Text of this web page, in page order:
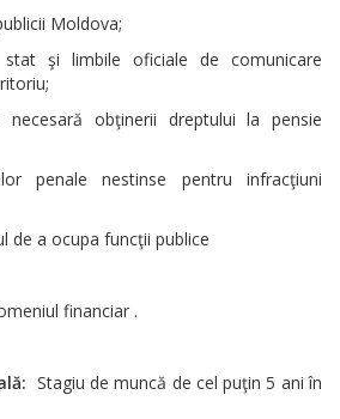
Moldova;
şi limbile oficiale de comunicare
necesară obţinerii dreptului la pensie
penale nestinse pentru infracţiuni
de a ocupa funcţii publice
financiar .
Stagiu de muncă de cel puţin 5 ani în